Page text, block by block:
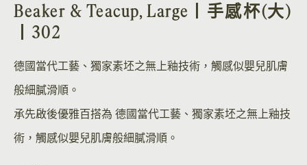
Beaker & Teacup, Large丨手感杯(大)
丨302
德國當代工藝、獨家素坯之無上釉技術，觸感似嬰兒肌膚
般細膩滑順。
承先啟後優雅百搭為 德國當代工藝、獨家素坯之無上釉技
術，觸感似嬰兒肌膚般細膩滑順。